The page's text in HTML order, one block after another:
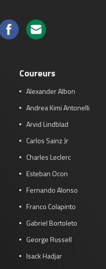
Coureurs
Alexander Albon
Andrea Kimi Antonelli
Arvid Lindblad
Carlos Sainz Jr
Charles Leclerc
Esteban Ocon
Fernando Alonso
Franco Colapinto
Gabriel Bortoleto
George Russell
Isack Hadjar